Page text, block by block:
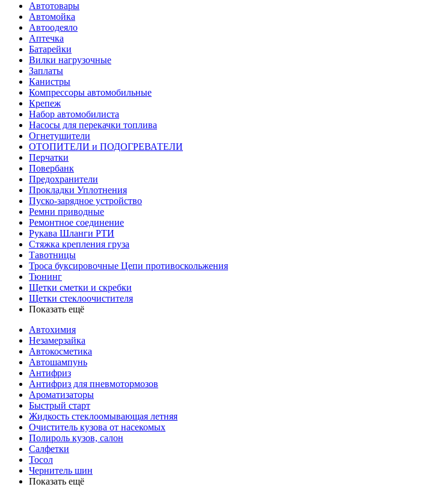
Автотовары
Автомойка
Автоодеяло
Аптечка
Батарейки
Вилки нагрузочные
Заплаты
Канистры
Компрессоры автомобильные
Крепеж
Набор автомобилиста
Насосы для перекачки топлива
Огнетушители
ОТОПИТЕЛИ и ПОДОГРЕВАТЕЛИ
Перчатки
Повербанк
Предохранители
Прокладки Уплотнения
Пуско-зарядное устройство
Ремни приводные
Ремонтное соединение
Рукава Шланги РТИ
Стяжка крепления груза
Тавотницы
Троса буксировочные Цепи противоскольжения
Тюнинг
Щетки сметки и скребки
Щетки стеклоочистителя
Показать ещё
Автохимия
Незамерзайка
Автокосметика
Автошампунь
Антифриз
Антифриз для пневмотормозов
Ароматизаторы
Быстрый старт
Жидкость стеклоомывающая летняя
Очиститель кузова от насекомых
Полироль кузов, салон
Салфетки
Тосол
Чернитель шин
Показать ещё